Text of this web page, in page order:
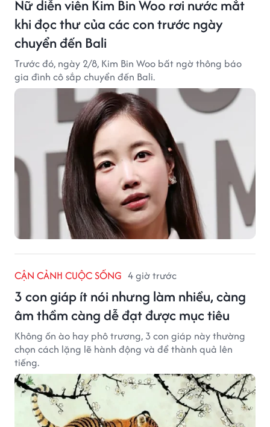
Nữ diễn viên Kim Bin Woo rơi nước mắt
khi đọc thư của các con trước ngày
chuyển đến Bali
Trước đó, ngày 2/8, Kim Bin Woo bất ngờ thông báo
gia đình cô sắp chuyển đến Bali.
CẬN CẢNH CUỘC SỐNG 4 giờ trước
3 con giáp ít nói nhưng làm nhiều, càng
âm thầm càng dễ đạt được mục tiêu
Không ồn ào hay phô trương, 3 con giáp này thường
chọn cách lặng lẽ hành động và để thành quả lên
tiếng.